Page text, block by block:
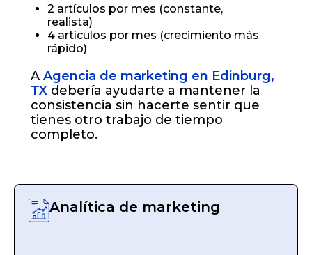
2 artículos por mes (constante,
realista)
4 artículos por mes (crecimiento más
rápido)
A Agencia de marketing en Edinburg,
TX debería ayudarte a mantener la
consistencia sin hacerte sentir que
tienes otro trabajo de tiempo
completo.
Analítica de marketing